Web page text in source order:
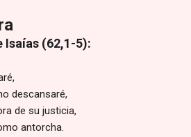
de la empresa: Esta política
intacta a nivel nacional desde
Isaías (62,1-5):
descansaré,
de su justicia,
antorcha.